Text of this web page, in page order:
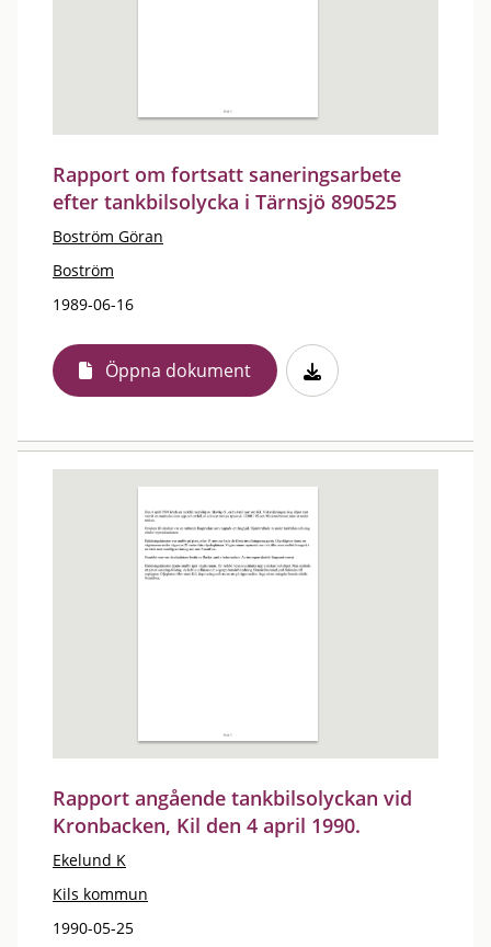
Rapport om fortsatt saneringsarbete
efter tankbilsolycka i Tärnsjö 890525
Boström Göran
Boström
1989-06-16
Öppna dokument
Rapport angående tankbilsolyckan vid
Kronbacken, Kil den 4 april 1990.
Ekelund K
Kils kommun
1990-05-25